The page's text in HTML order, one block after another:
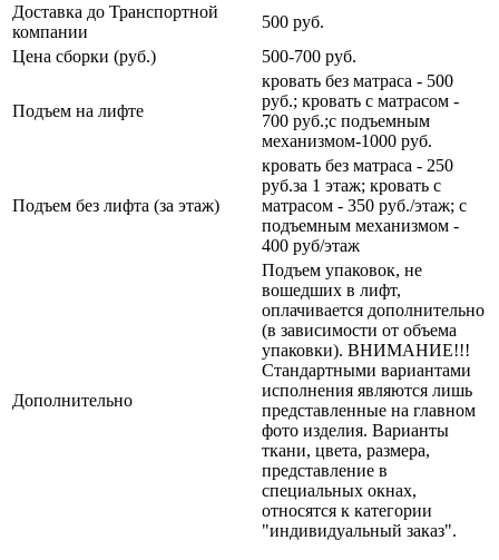
Доставка до Транспортной
компании
500 руб.
Цена сборки (руб.)
500-700 руб.
Подъем на лифте
кровать без матраса - 500
руб.; кровать с матрасом -
700 руб.;с подъемным
механизмом-1000 руб.
Подъем без лифта (за этаж)
кровать без матраса - 250
руб.за 1 этаж; кровать с
матрасом - 350 руб./этаж; с
подъемным механизмом -
400 руб/этаж
Дополнительно
Подъем упаковок, не
вошедших в лифт,
оплачивается дополнительно
(в зависимости от объема
упаковки). ВНИМАНИЕ!!!
Стандартными вариантами
исполнения являются лишь
представленные на главном
фото изделия. Варианты
ткани, цвета, размера,
представление в
специальных окнах,
относятся к категории
"индивидуальный заказ".